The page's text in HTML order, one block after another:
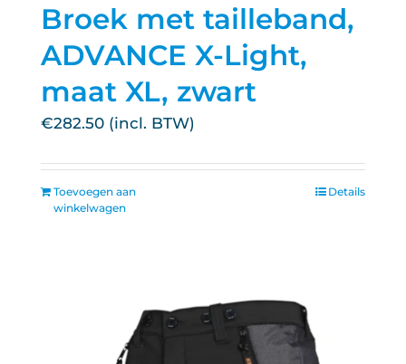
Broek met tailleband,
ADVANCE X-Light,
maat XL, zwart
€282.50
Toevoegen aan
winkelwagen
Details